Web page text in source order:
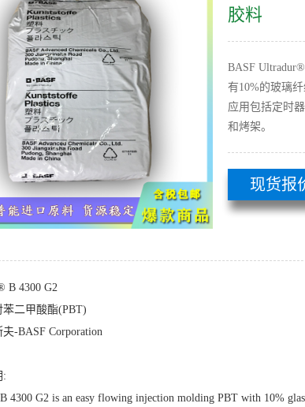
胶料
BASF
有10%的玻璃
应用包括定时
和烤架。
现货报
B 4300 G2
苯二甲酸酯(PBT)
-BASF Corporation
:
4300 G2 is an easy flowing injection molding PBT with 10%